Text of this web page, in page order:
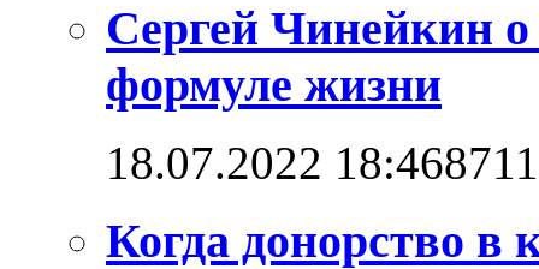
Сергей Чинейкин о
формуле жизни
18.07.2022 18:468711
Когда донорство в